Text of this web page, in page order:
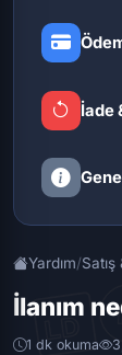
İade
Yardım/
İlanım
1 dk okuma